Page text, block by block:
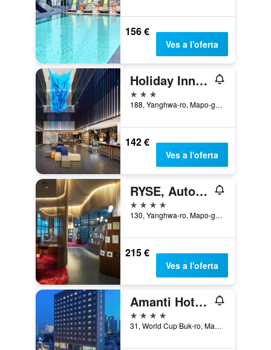
156 €
Ves a l'oferta
Holiday Inn Express Seoul Hongdae By IHG
3 estrelles
188, Yanghwa-ro, Mapo-gu, Seül, Corea del Sud
142 €
Ves a l'oferta
RYSE, Autograph Collection
4 estrelles
130, Yanghwa-ro, Mapo-gu, Seül, Corea del Sud
215 €
Ves a l'oferta
Amanti Hotel Seoul Hongdae
4 estrelles
31, World Cup Buk-ro, Mapo-gu, Seül, Corea del Sud